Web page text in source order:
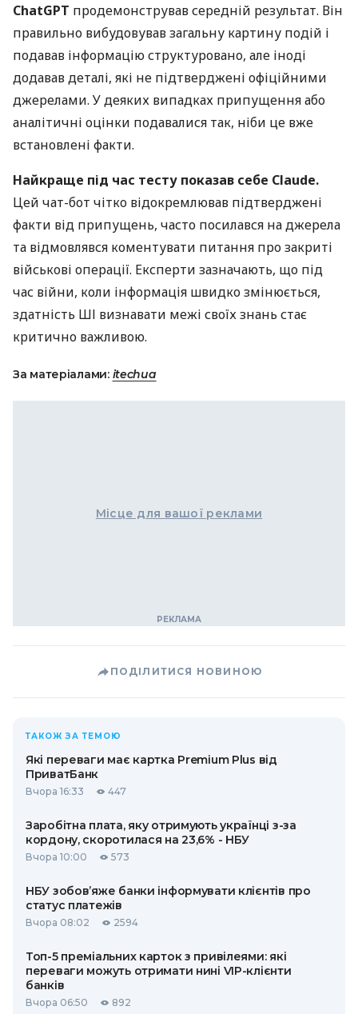
ChatGPT продемонстрував середній результат. Він
правильно вибудовував загальну картину подій і
подавав інформацію структуровано, але іноді
додавав деталі, які не підтверджені офіційними
джерелами. У деяких випадках припущення або
аналітичні оцінки подавалися так, ніби це вже
встановлені факти.
Найкраще під час тесту показав себе Claude.
Цей чат-бот чітко відокремлював підтверджені
факти від припущень, часто посилався на джерела
та відмовлявся коментувати питання про закриті
військові операції. Експерти зазначають, що під
час війни, коли інформація швидко змінюється,
здатність ШІ визнавати межі своїх знань стає
критично важливою.
За матеріалами: itechua
Місце для вашої реклами
ПОДІЛИТИСЯ НОВИНОЮ
ТАКОЖ ЗА ТЕМОЮ
Які переваги має картка Premium Plus від
ПриватБанк
Вчора 16:33 447
Заробітна плата, яку отримують українці з-за
кордону, скоротилася на 23,6% - НБУ
Вчора 10:00 573
НБУ зобов’яже банки інформувати клієнтів про
статус платежів
Вчора 08:02 2594
Топ-5 преміальних карток з привілеями: які
переваги можуть отримати нині VIP-клієнти
банків
Вчора 06:50 892